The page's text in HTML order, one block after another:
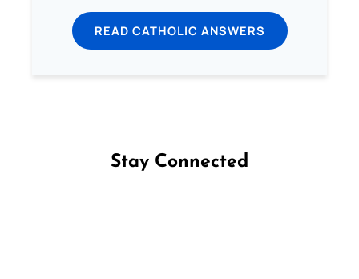
READ CATHOLIC ANSWERS
Stay Connected